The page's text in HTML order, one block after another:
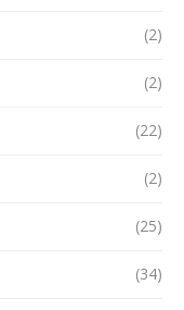
(2)
(2)
(22)
(2)
(25)
(34)